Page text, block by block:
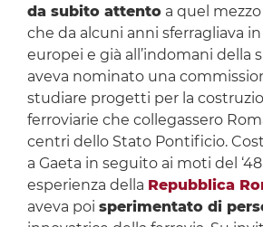
da subito attentoa quel
che da alcuni anni sferragliava
europei e già all’indomani della
aveva nominato una
studiare progetti per la
ferroviarie che collegassero
centri dello Stato Pontificio.
a Gaeta in seguito ai moti del
esperienza della Repubblica
aveva poi sperimentato di